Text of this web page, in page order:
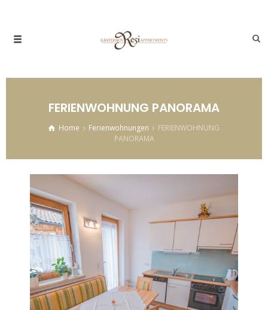
FERIENWOHNUNG PANORAMA
Home Ferienwohnungen
FERIENWOHNUNG
PANORAMA